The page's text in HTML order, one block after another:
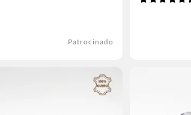
Patrocinado